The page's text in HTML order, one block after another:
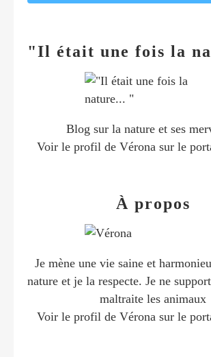
"Il était une fois la
Blog sur la nature et ses
Voir le profil de Vérona sur le
À propos
Je mène une vie saine et
nature et je la respecte. Je ne
maltraite les animaux
Voir le profil de Vérona sur le